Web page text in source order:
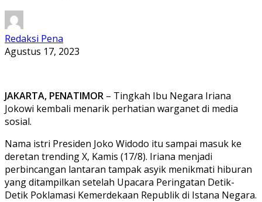
Redaksi Pena
Agustus 17, 2023
JAKARTA, PENATIMOR – Tingkah Ibu Negara Iriana
Jokowi kembali menarik perhatian warganet di media
sosial.
Nama istri Presiden Joko Widodo itu sampai masuk ke
deretan trending X, Kamis (17/8). Iriana menjadi
perbincangan lantaran tampak asyik menikmati hiburan
yang ditampilkan setelah Upacara Peringatan Detik-
Detik Poklamasi Kemerdekaan Republik di Istana Negara.